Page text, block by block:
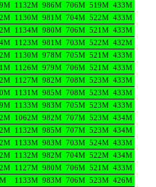
1132M 986M 706M 519M 433M
1130M 981M 704M 522M 433M
1134M 980M 706M 521M 433M
1123M 981M 703M 522M 432M
1130M 978M 705M 521M 433M
1126M 979M 706M 521M 433M
1127M 982M 708M 523M 433M
1131M 985M 708M 523M 433M
1133M 983M 705M 523M 433M
1062M 982M 707M 523M 434M
1132M 985M 707M 523M 434M
1133M 983M 703M 524M 433M
1132M 982M 704M 522M 434M
1127M 980M 706M 521M 433M
1133M 983M 706M 523M 426M